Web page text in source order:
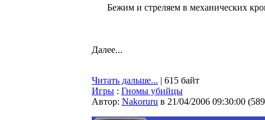
Бежим и стреляем в механических
Далее...
Читать дальше... | 615 байт
Игры : Гномы убийцы
Автор: Nakoruru в 21/04/2006 09:30:00 (